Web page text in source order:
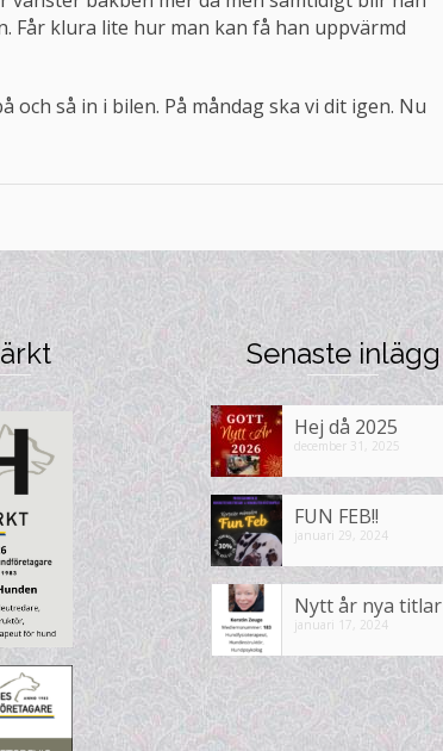
Får klura lite hur man kan få han uppvärmd
så in i bilen. På måndag ska vi dit igen. Nu
Senaste inlägg
Hej då 2025
december 31, 2025
FUN FEB!!
januari 29, 2024
Nytt år nya titlar
januari 17, 2024